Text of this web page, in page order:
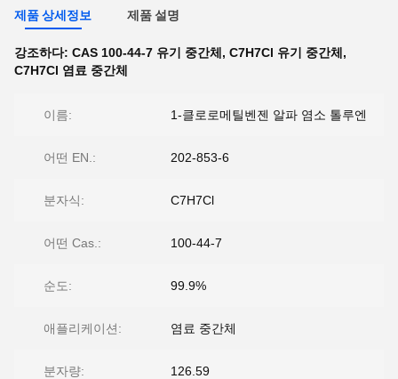
제품 상세정보 제품 설명
강조하다: CAS 100-44-7 유기 중간체 , C7H7Cl 유기 중간체 ,
C7H7Cl 염료 중간체
이름: 1-클로로메틸벤젠 알파 염소 톨루엔
어떤 EN.: 202-853-6
분자식: C7H7Cl
어떤 Cas.: 100-44-7
순도: 99.9%
애플리케이션: 염료 중간체
분자량: 126.59